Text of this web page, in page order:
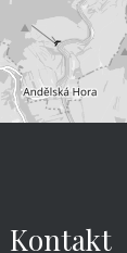
Kontakt